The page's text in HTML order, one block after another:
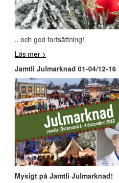
.. och god fortsättning!
Läs mer >
Jamtli Julmarknad 01-04/12-16
Mysigt på Jamtli Julmarknad!